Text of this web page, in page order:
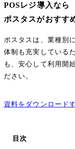
POSレジ導入なら
ポスタスがおすす
ポスタスは、業種別
体制も充実している
も、安心して利用開
ださい。
資料をダウンロード
目次